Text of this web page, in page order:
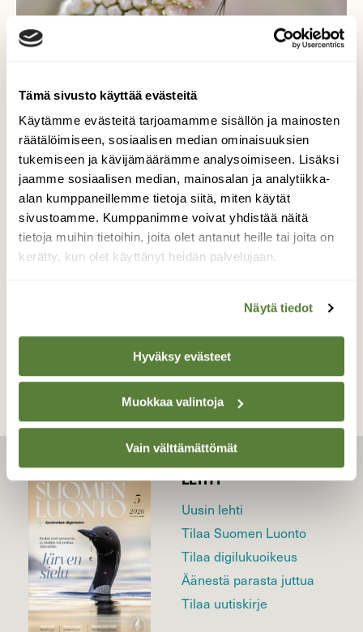
Tämä sivusto käyttää evästeitä
Käytämme evästeitä tarjoamamme sisällön ja mainosten
räätälöimiseen, sosiaalisen median ominaisuuksien
tukemiseen ja kävijämäärämme analysoimiseen. Lisäksi
jaamme sosiaalisen median, mainosalan ja analytiikka-
alan kumppaneillemme tietoja siitä, miten käytät
sivustoamme. Kumppanimme voivat yhdistää näitä
tietoja muihin tietoihin, joita olet antanut heille tai joita on
kerätty, kun olet käyttänyt heidän palvelujaan.
Näytä tiedot
Hyväksy evästeet
Muokkaa valintoja
Vain välttämättömät
Päiväkorento
Päiväkorento metsäkortteella.
Valokuvaaja: Markku Pelkonen, Jyväskylä
27.05.2023
LEHTI
Uusin lehti
Tilaa Suomen Luonto
Tilaa digilukuoikeus
Äänestä parasta juttua
Tilaa uutiskirje